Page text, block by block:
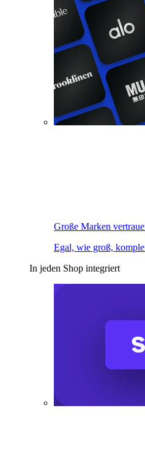
Große Marken
Egal, wie groß,
In jeden Shop integriert